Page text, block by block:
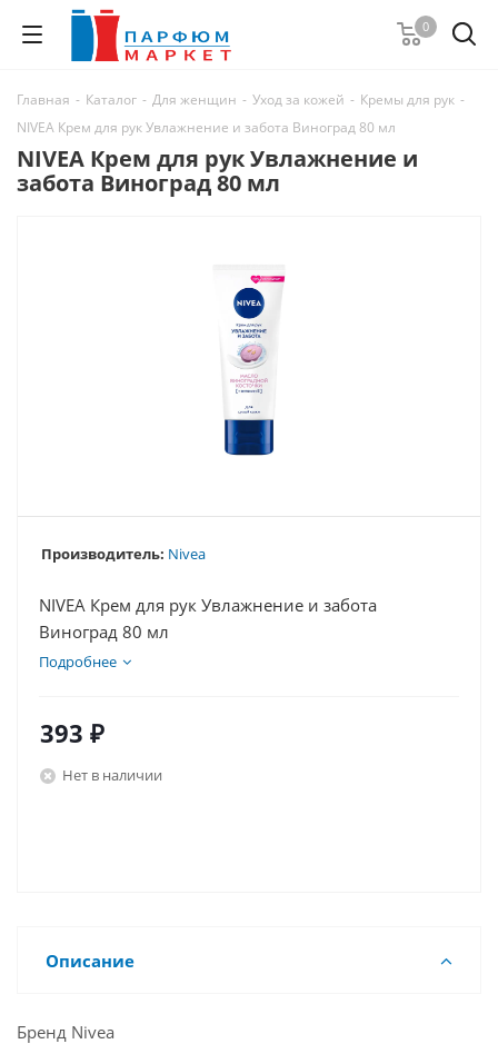
0
Главная - Каталог - Для женщин - Уход за кожей - Кремы для рук -
NIVEA Крем для рук Увлажнение и забота Виноград 80 мл
NIVEA Крем для рук Увлажнение и
забота Виноград 80 мл
Производитель: Nivea
NIVEA Крем для рук Увлажнение и забота
Виноград 80 мл
Подробнее
393 ₽
Нет в наличии
Описание
Бренд Nivea